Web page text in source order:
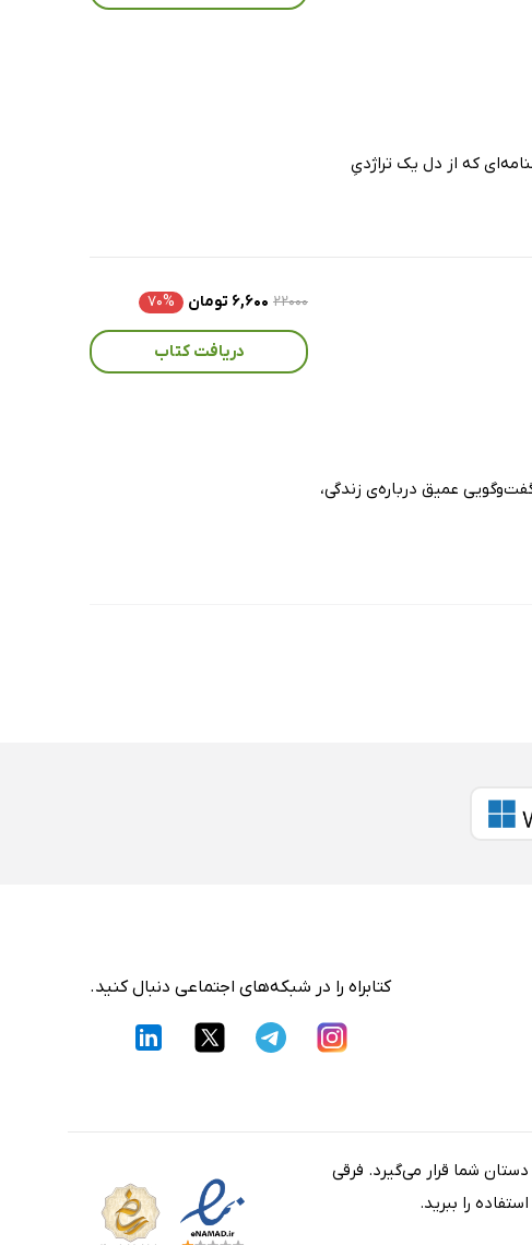
که از دل یک تراژدیِ
عمیق درباره‌ی زندگی،
۲۲۰۰۰ ۶,۶۰۰ تومان ۷۰%
دریافت کتاب
کتابراه را در شبکه‌های اجتماعی دنبال کنید.
شما قرار می‌گیرد. فرقی
را ببرید.